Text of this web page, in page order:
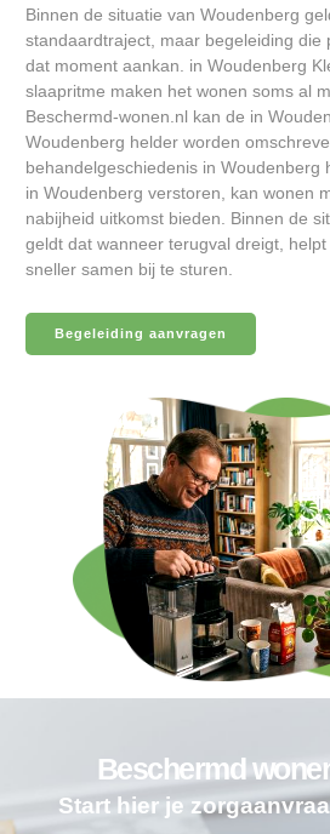
Binnen de situatie van Woudenberg
standaardtraject, maar begeleiding die
dat moment aankan. in Woudenberg
slaapritme maken het wonen soms al
Beschermd-wonen.nl kan de in
Woudenberg helder worden
behandelgeschiedenis in Woudenberg
in Woudenberg verstoren, kan wonen
nabijheid uitkomst bieden. Binnen de
geldt dat wanneer terugval dreigt,
sneller samen bij te sturen.
Begeleiding aanvragen
Beschermd
Start hier je